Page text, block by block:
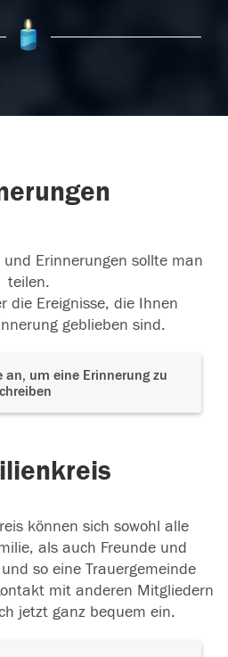
und Erinnerungen sollte man
teilen.
die Ereignisse, die Ihnen
geblieben sind.
an, um eine Erinnerung zu
können sich sowohl alle
als auch Freunde und
so eine Trauergemeinde
mit anderen Mitgliedern
jetzt ganz bequem ein.